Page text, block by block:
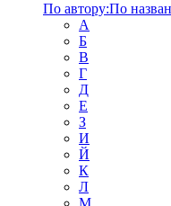
По автору:По
А
Б
В
Г
Д
Е
З
И
Й
К
Л